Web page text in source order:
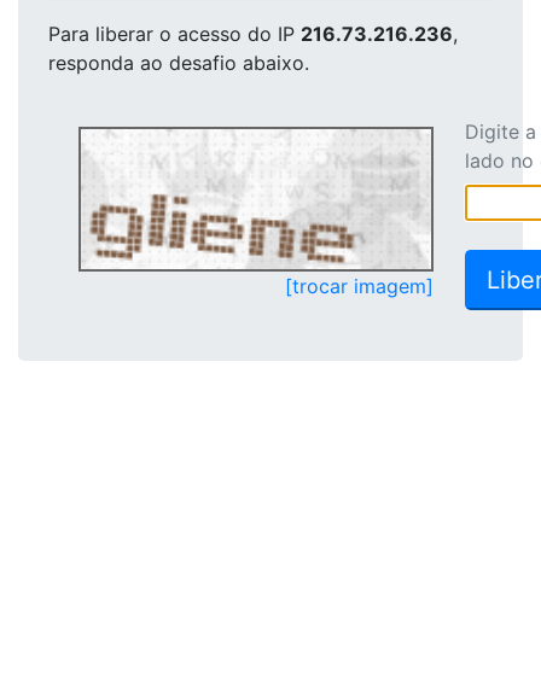
Para liberar o acesso do IP 216.73.216.236,
responda ao desafio abaixo.
[trocar imagem]
Digite
lado no